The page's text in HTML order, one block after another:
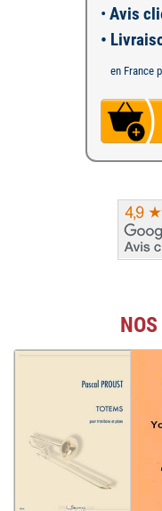
• Avis
•
en France